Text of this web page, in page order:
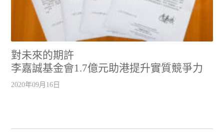
對未來的期許
李嘉誠基金會1.7億元助港提升實質競爭力
2020年09月16日